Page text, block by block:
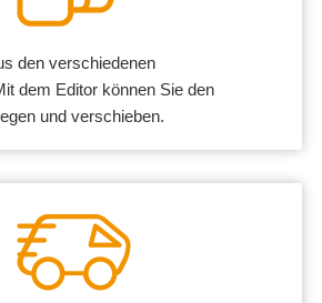
den verschiedenen
dem Editor können Sie den
und verschieben.